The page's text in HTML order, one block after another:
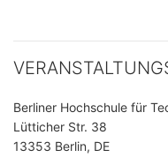
Berliner Hochschule für
Lütticher Str. 38
13353 Berlin, DE